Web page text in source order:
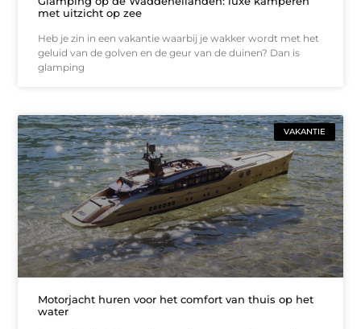
met uitzicht op zee
Heb je zin in een vakantie waarbij je wakker wordt met het
geluid van de golven en de geur van de duinen? Dan is
glamping
VAKANTIE
Motorjacht huren voor het comfort van thuis op het
water